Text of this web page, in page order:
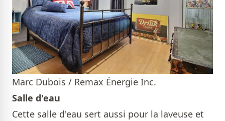
Marc Dubois / Remax Énergie Inc.
Salle d'eau
Cette salle d'eau sert aussi pour la laveuse et